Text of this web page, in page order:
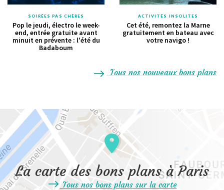
SOIRÉES PAS CHÈRES
Pop le jeudi, électro le week-
end, entrée gratuite avant
minuit en prévente : l'été du
Badaboum
ACTIVITÉS INSOLITES
Cet été, remontez la Marne
gratuitement en bateau avec
votre navigo !
Tous nos nouveaux bons plans
La carte des bons plans à Paris
Tous nos bons plans sur la carte